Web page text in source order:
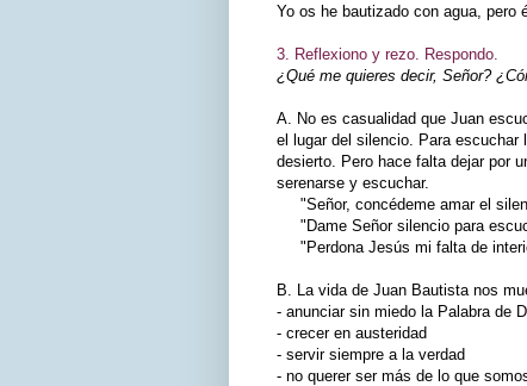
Yo os he bautizado con agua, pero
3. Reflexiono y rezo. Respondo.
¿Qué me quieres decir, Señor?
A. No es casualidad que Juan
el lugar del silencio. Para escuchar
desierto. Pero hace falta dejar por
serenarse y escuchar.
"Señor, concédeme amar el
"Dame Señor silencio para
"Perdona Jesús mi falta de
B. La vida de Juan Bautista nos
- anunciar sin miedo la Palabra de
- crecer en austeridad
- servir siempre a la verdad
- no querer ser más de lo que